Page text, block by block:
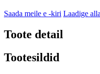
Saada meile e -kiri Laadige
Toote detail
Tootesildid